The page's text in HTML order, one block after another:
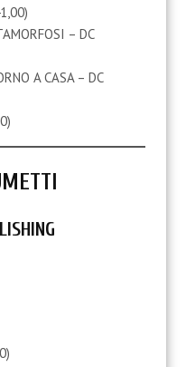
– DC
A CASA – DC